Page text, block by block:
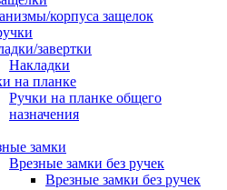
корпуса защелок
завертки
Накладки
на планке
Ручки на планке общего
назначения
замки
Врезные замки без ручек
Врезные замки без ручек